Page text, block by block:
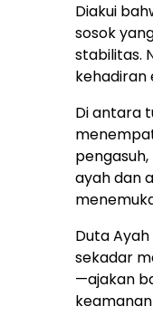
Diakui
sosok
stabilitas.
kehadiran
Di antara
ayah dan
Duta
sekadar
—ajakan